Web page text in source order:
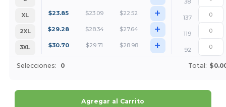
38
XL
$23.85 $23.09 $22.52 +
137
2XL
$29.28 $28.34 $27.64 +
119
3XL
$30.70 $29.71 $28.98 + 92
Selecciones: 0 Total:
Agregar al Carrito